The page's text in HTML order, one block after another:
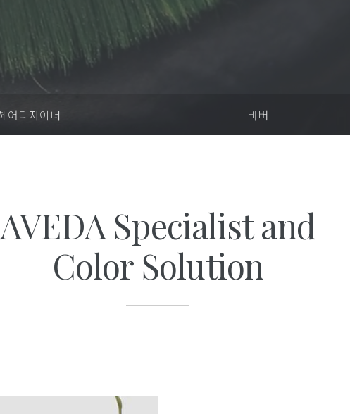
어디자이너 바버
AVEDA Specialist and
Color Solution